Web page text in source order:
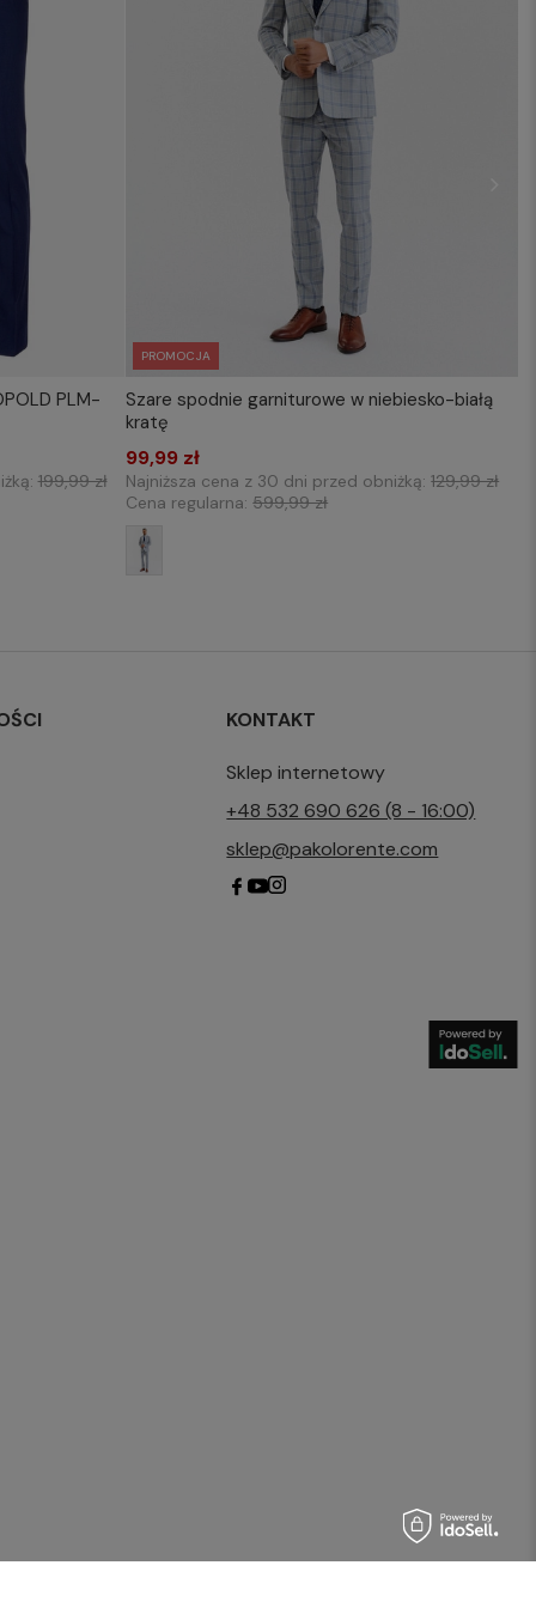
PLM-
199,99 zł
PROMOCJA
WYBIERZ ROZMIAR DO KOSZYKA
Szare spodnie garniturowe w niebiesko-białą
kratę
99,99 zł
Najniższa cena z 30 dni przed obniżką:129,99 zł
Cena regularna:599,99 zł
KONTAKT
Sklep internetowy
+48 532 690 626 (8 - 16:00)
sklep@pakolorente.com